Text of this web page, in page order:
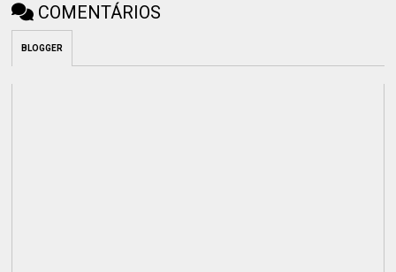
COMENTÁRIOS
BLOGGER